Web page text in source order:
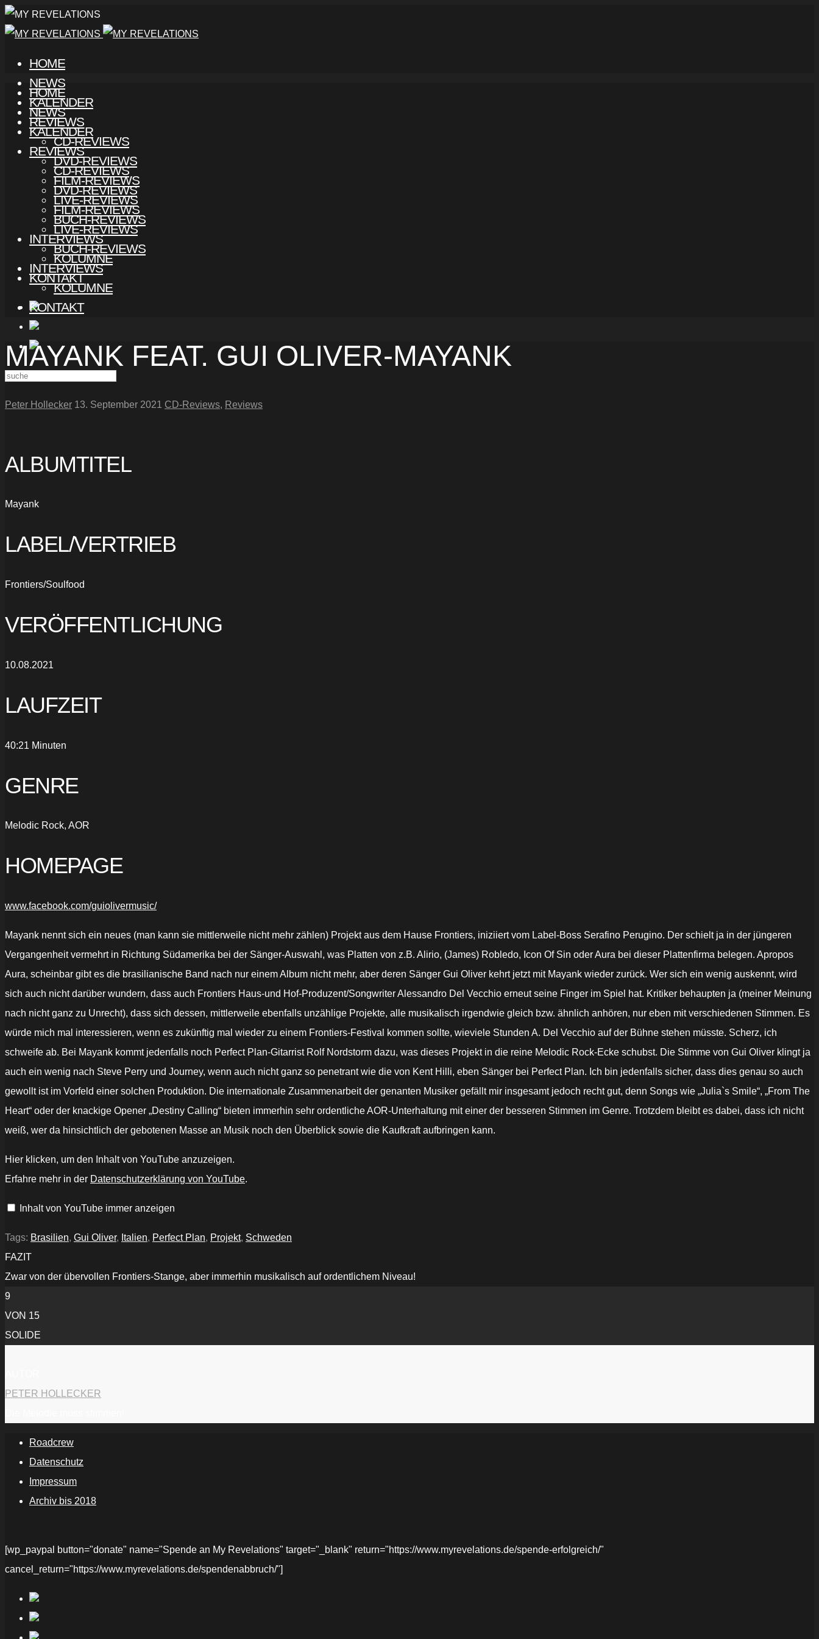
HOME
NEWS
KALENDER
REVIEWS
CD-REVIEWS
DVD-REVIEWS
FILM-REVIEWS
LIVE-REVIEWS
BUCH-REVIEWS
INTERVIEWS
KOLUMNE
KONTAKT
HOME
NEWS
KALENDER
REVIEWS
CD-REVIEWS
DVD-REVIEWS
FILM-REVIEWS
LIVE-REVIEWS
BUCH-REVIEWS
INTERVIEWS
KOLUMNE
KONTAKT
MAYANK FEAT. GUI OLIVER-MAYANK
Peter Hollecker 13. September 2021 CD-Reviews, Reviews
ALBUMTITEL
Mayank
LABEL/VERTRIEB
Frontiers/Soulfood
VERÖFFENTLICHUNG
10.08.2021
LAUFZEIT
40:21 Minuten
GENRE
Melodic Rock, AOR
HOMEPAGE
www.facebook.com/guiolivermusic/
Mayank nennt sich ein neues (man kann sie mittlerweile nicht mehr zählen) Projekt aus dem Hause Frontiers, iniziiert vom Label-Boss Serafino Perugino. Der schielt ja in der jüngeren
Vergangenheit vermehrt in Richtung Südamerika bei der Sänger-Auswahl, was Platten von z.B. Alirio, (James) Robledo, Icon Of Sin oder Aura bei dieser Plattenfirma belegen. Apropos
Aura, scheinbar gibt es die brasilianische Band nach nur einem Album nicht mehr, aber deren Sänger Gui Oliver kehrt jetzt mit Mayank wieder zurück. Wer sich ein wenig auskennt, wird
sich auch nicht darüber wundern, dass auch Frontiers Haus-und Hof-Produzent/Songwriter Alessandro Del Vecchio erneut seine Finger im Spiel hat. Kritiker behaupten ja (meiner Meinung
nach nicht ganz zu Unrecht), dass sich dessen, mittlerweile ebenfalls unzählige Projekte, alle musikalisch irgendwie gleich bzw. ähnlich anhören, nur eben mit verschiedenen Stimmen. Es
würde mich mal interessieren, wenn es zukünftig mal wieder zu einem Frontiers-Festival kommen sollte, wieviele Stunden A. Del Vecchio auf der Bühne stehen müsste. Scherz, ich
schweife ab. Bei Mayank kommt jedenfalls noch Perfect Plan-Gitarrist Rolf Nordstorm dazu, was dieses Projekt in die reine Melodic Rock-Ecke schubst. Die Stimme von Gui Oliver klingt ja
auch ein wenig nach Steve Perry und Journey, wenn auch nicht ganz so penetrant wie die von Kent Hilli, eben Sänger bei Perfect Plan. Ich bin jedenfalls sicher, dass dies genau so auch
gewollt ist im Vorfeld einer solchen Produktion. Die internationale Zusammenarbeit der genanten Musiker gefällt mir insgesamt jedoch recht gut, denn Songs wie „Julia`s Smile“, „From The
Heart“ oder der knackige Opener „Destiny Calling“ bieten immerhin sehr ordentliche AOR-Unterhaltung mit einer der besseren Stimmen im Genre. Trotzdem bleibt es dabei, dass ich nicht
weiß, wer da hinsichtlich der gebotenen Masse an Musik noch den Überblick sowie die Kaufkraft aufbringen kann.
„Mayank
(feat.
Oliver)
Calling"
Music
Video“
von
anzeigen
Hier klicken, um den Inhalt von YouTube anzuzeigen.
Erfahre mehr in der Datenschutzerklärung von YouTube.
Inhalt von YouTube immer anzeigen
Tags: Brasilien, Gui Oliver, Italien, Perfect Plan, Projekt, Schweden
FAZIT
Zwar von der übervollen Frontiers-Stange, aber immerhin musikalisch auf ordentlichem Niveau!
9
VON 15
SOLIDE
PETER HOLLECKER
Roadcrew
Datenschutz
Impressum
Archiv bis 2018
[wp_paypal button="donate" name="Spende an My Revelations" target="_blank" return="https://www.myrevelations.de/spende-erfolgreich/"
cancel_return="https://www.myrevelations.de/spendenabbruch/"]